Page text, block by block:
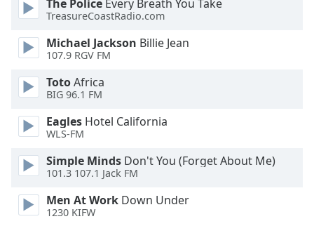
off
selected
Audio
Track
Picture-
in-
Fullscreen
This
window.
The Police Every Breath You Take
TreasureCoastRadio.com
Michael Jackson Billie Jean
107.9 RGV FM
TotoAfrica
BIG 96.1 FM
Eagles Hotel California
WLS-FM
Simple Minds Don't You (Forget About Me)
101.3 107.1 Jack FM
Men At Work Down Under
1230 KIFW